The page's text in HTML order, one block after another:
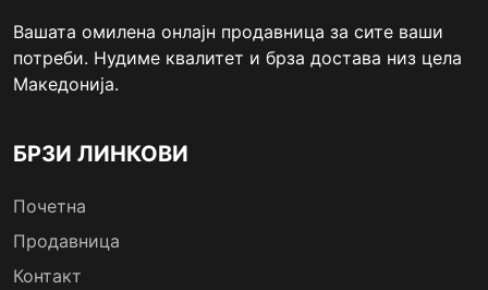
Вашата омилена онлајн продавница за сите ваши
потреби. Нудиме квалитет и брза достава низ цела
Македонија.
БРЗИ ЛИНКОВИ
Почетна
Продавница
Контакт